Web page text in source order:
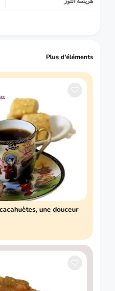
Plus d'éléments
une douceur